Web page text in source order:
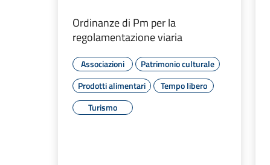
Ordinanze di Pm per la
regolamentazione viaria
Associazioni
Patrimonio culturale
Prodotti alimentari
Tempo libero
Turismo